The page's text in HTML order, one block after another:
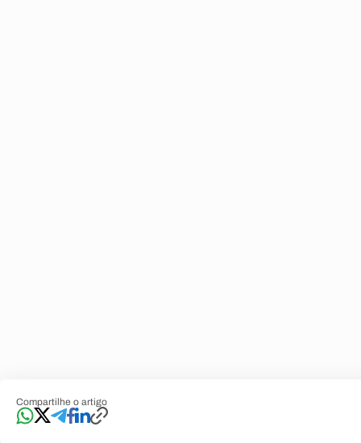
Compartilhe o artigo